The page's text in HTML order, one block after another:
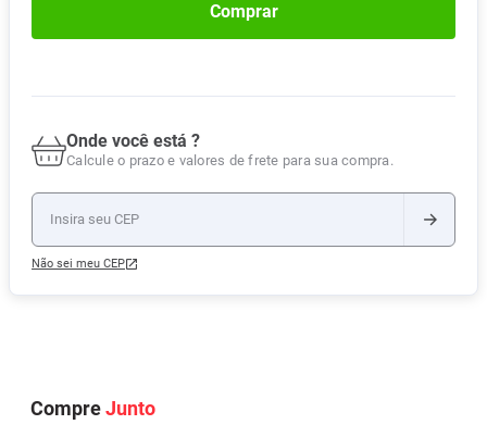
Comprar
Onde você está ?
Calcule o prazo e valores de frete para sua compra.
Não sei meu CEP
CompreJunto